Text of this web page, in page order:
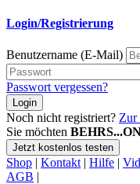
Login/Registrierung
Benutzername (E-Mail)
Passwort vergessen?
Login
Noch nicht registriert? Zur
Sie möchten
Jetzt kostenlos testen
Shop | Kontakt | Hilfe |
AGB |